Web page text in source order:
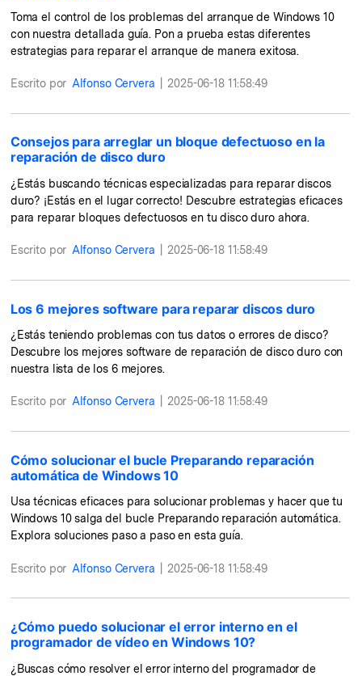
Toma el control de los problemas del arranque de Windows 10
con nuestra detallada guía. Pon a prueba estas diferentes
estrategias para reparar el arranque de manera exitosa.
Escrito por Alfonso Cervera 2025-06-18 11:58:49
Consejos para arreglar un bloque defectuoso en la
reparación de disco duro
¿Estás buscando técnicas especializadas para reparar discos
duro? ¡Estás en el lugar correcto! Descubre estrategias eficaces
para reparar bloques defectuosos en tu disco duro ahora.
Escrito por Alfonso Cervera 2025-06-18 11:58:49
Los 6 mejores software para reparar discos duro
¿Estás teniendo problemas con tus datos o errores de disco?
Descubre los mejores software de reparación de disco duro con
nuestra lista de los 6 mejores.
Escrito por Alfonso Cervera 2025-06-18 11:58:49
Cómo solucionar el bucle Preparando reparación
automática de Windows 10
Usa técnicas eficaces para solucionar problemas y hacer que tu
Windows 10 salga del bucle Preparando reparación automática.
Explora soluciones paso a paso en esta guía.
Escrito por Alfonso Cervera 2025-06-18 11:58:49
¿Cómo puedo solucionar el error interno en el
programador de vídeo en Windows 10?
¿Buscas cómo resolver el error interno del programador de